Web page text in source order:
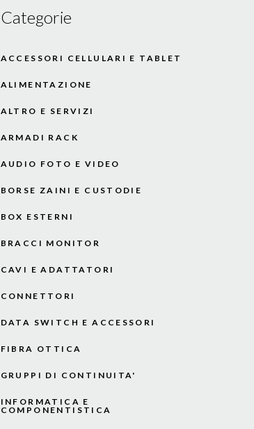
Categorie
ACCESSORI CELLULARI E TABLET
ALIMENTAZIONE
ALTRO E SERVIZI
ARMADI RACK
AUDIO FOTO E VIDEO
BORSE ZAINI E CUSTODIE
BOX ESTERNI
BRACCI MONITOR
CAVI E ADATTATORI
CONNETTORI
DATA SWITCH E ACCESSORI
FIBRA OTTICA
GRUPPI DI CONTINUITA'
INFORMATICA E
COMPONENTISTICA